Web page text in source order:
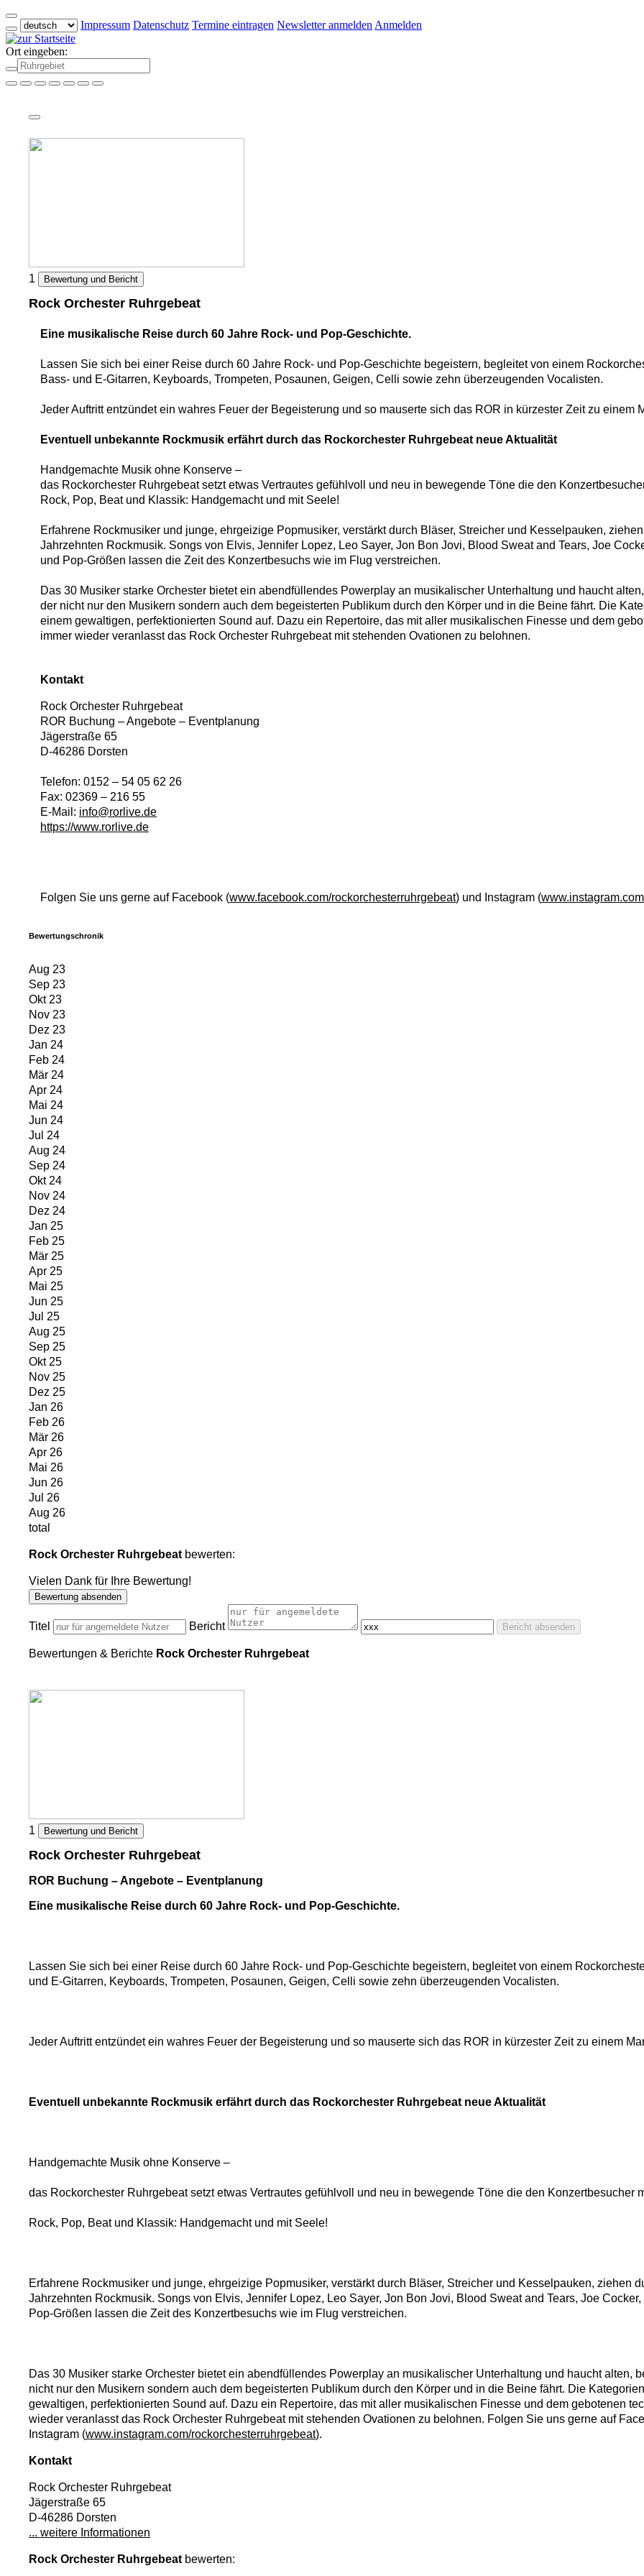
Impressum Datenschutz Termine eintragen Newsletter anmelden Anmelden
Ort eingeben:
1 Bewertung und Bericht
Rock Orchester Ruhrgebeat
Eine musikalische Reise durch 60 Jahre Rock- und Pop-Geschichte.
Lassen Sie sich bei einer Reise durch 60 Jahre Rock- und Pop-Geschichte begeistern, begleitet von einem
Bass- und E-Gitarren, Keyboards, Trompeten, Posaunen, Geigen, Celli sowie zehn überzeugenden Vocalisten.
Jeder Auftritt entzündet ein wahres Feuer der Begeisterung und so mauserte sich das ROR in kürzester Zeit zu einem
Eventuell unbekannte Rockmusik erfährt durch das Rockorchester Ruhrgebeat neue Aktualität
Handgemachte Musik ohne Konserve –
das Rockorchester Ruhrgebeat setzt etwas Vertrautes gefühlvoll und neu in bewegende Töne die den
Rock, Pop, Beat und Klassik: Handgemacht und mit Seele!
Erfahrene Rockmusiker und junge, ehrgeizige Popmusiker, verstärkt durch Bläser, Streicher und Kesselpauken,
Jahrzehnten Rockmusik. Songs von Elvis, Jennifer Lopez, Leo Sayer, Jon Bon Jovi, Blood Sweat and Tears, Joe
und Pop-Größen lassen die Zeit des Konzertbesuchs wie im Flug verstreichen.
Das 30 Musiker starke Orchester bietet ein abendfüllendes Powerplay an musikalischer Unterhaltung und haucht
der nicht nur den Musikern sondern auch dem begeisterten Publikum durch den Körper und in die Beine fährt. Die
einem gewaltigen, perfektionierten Sound auf. Dazu ein Repertoire, das mit aller musikalischen Finesse und dem
immer wieder veranlasst das Rock Orchester Ruhrgebeat mit stehenden Ovationen zu belohnen.
Kontakt
Rock Orchester Ruhrgebeat
ROR Buchung – Angebote – Eventplanung
Jägerstraße 65
D-46286 Dorsten
Telefon: 0152 – 54 05 62 26
Fax: 02369 – 216 55
E-Mail: info@rorlive.de
https://www.rorlive.de
Folgen Sie uns gerne auf Facebook (www.facebook.com/rockorchesterruhrgebeat) und Instagram (
Bewertungschronik
Aug 23
Sep 23
Okt 23
Nov 23
Dez 23
Jan 24
Feb 24
Mär 24
Apr 24
Mai 24
Jun 24
Jul 24
Aug 24
Sep 24
Okt 24
Nov 24
Dez 24
Jan 25
Feb 25
Mär 25
Apr 25
Mai 25
Jun 25
Jul 25
Aug 25
Sep 25
Okt 25
Nov 25
Dez 25
Jan 26
Feb 26
Mär 26
Apr 26
Mai 26
Jun 26
Jul 26
Aug 26
total
Rock Orchester Ruhrgebeat bewerten:
Vielen Dank für Ihre Bewertung!
Bewertung absenden
Titel Bericht Bericht absenden
Bewertungen & Berichte Rock Orchester Ruhrgebeat
1 Bewertung und Bericht
Rock Orchester Ruhrgebeat
ROR Buchung – Angebote – Eventplanung
Eine musikalische Reise durch 60 Jahre Rock- und Pop-Geschichte.
Lassen Sie sich bei einer Reise durch 60 Jahre Rock- und Pop-Geschichte begeistern, begleitet von einem
und E-Gitarren, Keyboards, Trompeten, Posaunen, Geigen, Celli sowie zehn überzeugenden Vocalisten.
Jeder Auftritt entzündet ein wahres Feuer der Begeisterung und so mauserte sich das ROR in kürzester Zeit zu einem
Eventuell unbekannte Rockmusik erfährt durch das Rockorchester Ruhrgebeat neue Aktualität
Handgemachte Musik ohne Konserve –
das Rockorchester Ruhrgebeat setzt etwas Vertrautes gefühlvoll und neu in bewegende Töne die den Konzertbesucher
Rock, Pop, Beat und Klassik: Handgemacht und mit Seele!
Erfahrene Rockmusiker und junge, ehrgeizige Popmusiker, verstärkt durch Bläser, Streicher und Kesselpauken, ziehen
Jahrzehnten Rockmusik. Songs von Elvis, Jennifer Lopez, Leo Sayer, Jon Bon Jovi, Blood Sweat and Tears, Joe
Pop-Größen lassen die Zeit des Konzertbesuchs wie im Flug verstreichen.
Das 30 Musiker starke Orchester bietet ein abendfüllendes Powerplay an musikalischer Unterhaltung und haucht alten,
nicht nur den Musikern sondern auch dem begeisterten Publikum durch den Körper und in die Beine fährt. Die
gewaltigen, perfektionierten Sound auf. Dazu ein Repertoire, das mit aller musikalischen Finesse und dem gebotenen
wieder veranlasst das Rock Orchester Ruhrgebeat mit stehenden Ovationen zu belohnen. Folgen Sie uns gerne auf
Instagram (www.instagram.com/rockorchesterruhrgebeat).
Kontakt
Rock Orchester Ruhrgebeat
Jägerstraße 65
D-46286 Dorsten
... weitere Informationen
Rock Orchester Ruhrgebeat bewerten: